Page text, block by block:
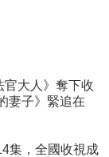
官大人》奪下收
妻子》緊追在
集，全國收視成